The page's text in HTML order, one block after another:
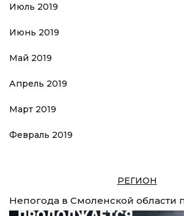
Июль 2019
Июнь 2019
Май 2019
Апрель 2019
Март 2019
Февраль 2019
РЕГИОН
Непогода в Смоленской области